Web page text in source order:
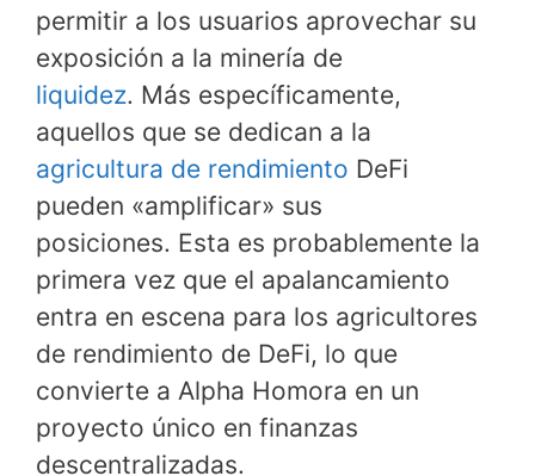
permitir a los usuarios aprovechar su
exposición a la minería de
liquidez. Más específicamente,
aquellos que se dedican a la
agricultura de rendimiento DeFi
pueden «amplificar» sus
posiciones. Esta es probablemente la
primera vez que el apalancamiento
entra en escena para los agricultores
de rendimiento de DeFi, lo que
convierte a Alpha Homora en un
proyecto único en finanzas
descentralizadas.